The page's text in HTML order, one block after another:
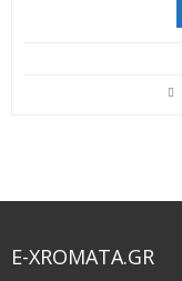
E-XROMATA.GR